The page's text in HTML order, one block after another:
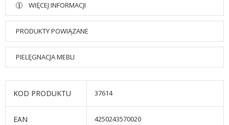
WIĘCEJ INFORMACJI
PRODUKTY POWIĄZANE
PIELĘGNACJA MEBLI
KOD PRODUKTU 37614
EAN 4250243570020